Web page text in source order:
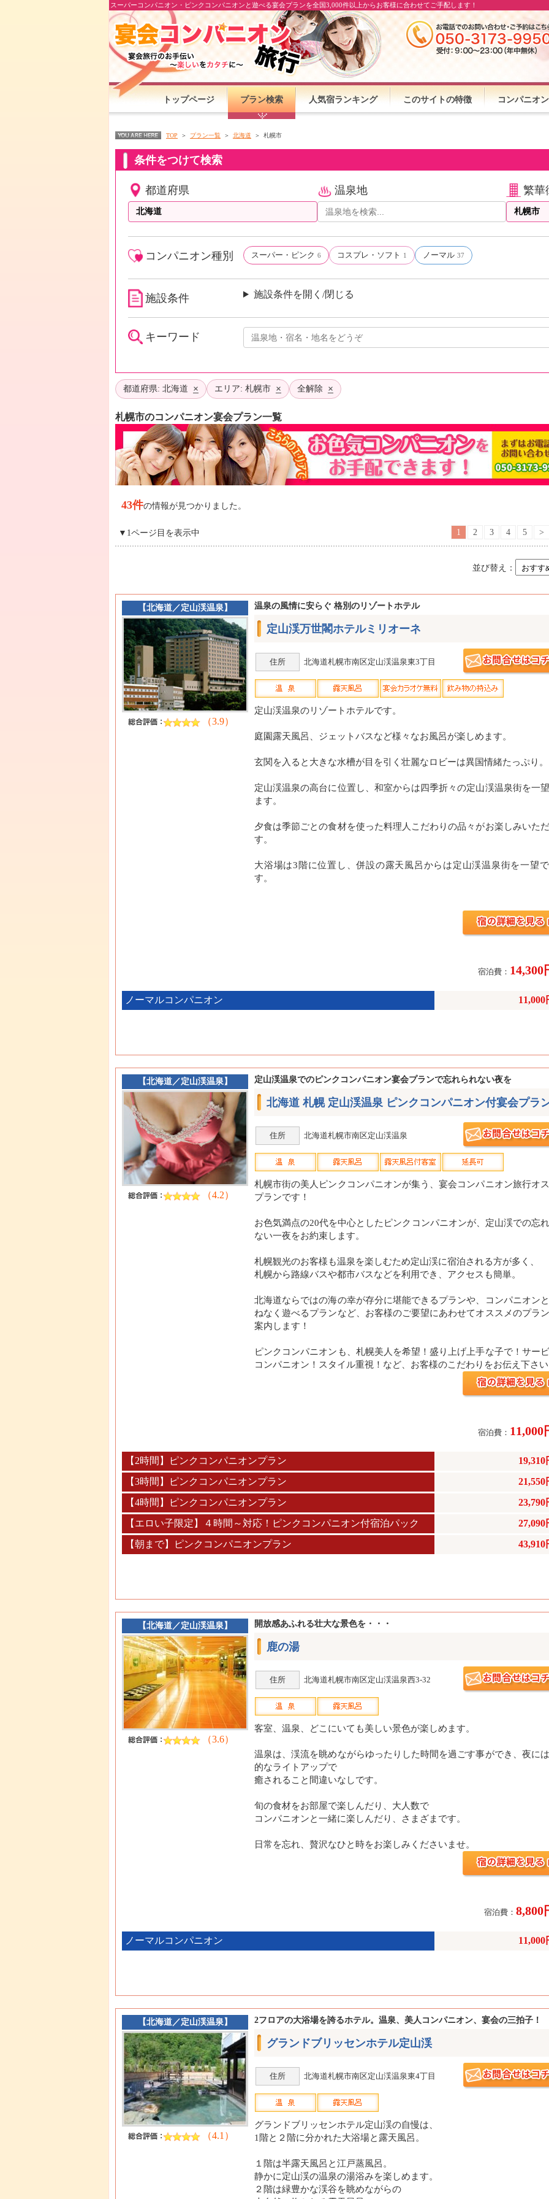
スーパーコンパニオン・ピンクコンパニオンと遊べる宴会プランを全国3,000件以上からお客様に合わせてご手配します！
トップページ プラン検索 人気宿ランキング このサイトの特徴 コンパニオ
TOP プラン一覧 北海道 札幌市
条件をつけて検索
都道府県 温泉地 繁華
コンパニオン種別 スーパー・ピンク 6 コスプレ・ソフト 1 ノーマル 37
施設条件 施設条件を開く/閉じる
キーワード
都道府県: 北海道 × エリア: 札幌市 × 全解除 ×
札幌市のコンパニオン宴会プラン一覧
43件の情報が見つかりました。
▼1ページ目を表示中 1 2 3 4 5 >
並び替え：
【北海道／定山渓温泉】
（3.9）
温泉の風情に安らぐ 格別のリゾートホテル
定山渓万世閣ホテルミリオーネ
住所 北海道札幌市南区定山渓温泉東3丁目
定山渓温泉のリゾートホテルです。
庭園露天風呂、ジェットバスなど様々なお風呂が楽しめます。
玄関を入ると大きな水槽が目を引く壮麗なロビーは異国情緒たっぷり。
定山渓温泉の高台に位置し、和室からは四季折々の定山渓温泉街を一
ます。
夕食は季節ごとの食材を使った料理人こだわりの品々がお楽しみいた
す。
大浴場は3階に位置し、併設の露天風呂からは定山渓温泉街を一望
す。
宿泊費： 14,300
ノーマルコンパニオン 11,000
【北海道／定山渓温泉】
（4.2）
定山渓温泉でのピンクコンパニオン宴会プランで忘れられない夜を
北海道 札幌 定山渓温泉 ピンクコンパニオン付宴会プラ
住所 北海道札幌市南区定山渓温泉
札幌市街の美人ピンクコンパニオンが集う、宴会コンパニオン旅行オ
プランです！
お色気満点の20代を中心としたピンクコンパニオンが、定山渓での忘
ない一夜をお約束します。
札幌観光のお客様も温泉を楽しむため定山渓に宿泊される方が多く、
札幌から路線バスや都市バスなどを利用でき、アクセスも簡単。
北海道ならではの海の幸が存分に堪能できるプランや、コンパニオン
ねなく遊べるプランなど、お客様のご要望にあわせてオススメのプラ
案内します！
ピンクコンパニオンも、札幌美人を希望！盛り上げ上手な子で！サー
コンパニオン！スタイル重視！など、お客様のこだわりをお伝え下さ
宿泊費： 11,000
【2時間】ピンクコンパニオンプラン
19,310
【3時間】ピンクコンパニオンプラン
21,550
【4時間】ピンクコンパニオンプラン
23,790
【エロい子限定】４時間～対応！ピンクコンパニオン付宿泊パック
27,090
【朝まで】ピンクコンパニオンプラン
43,910
【北海道／定山渓温泉】
（3.6）
開放感あふれる壮大な景色を・・・
鹿の湯
住所 北海道札幌市南区定山渓温泉西3-32
客室、温泉、どこにいても美しい景色が楽しめます。
温泉は、渓流を眺めながらゆったりした時間を過ごす事ができ、夜に
的なライトアップで
癒されること間違いなしです。
旬の食材をお部屋で楽しんだり、大人数で
コンパニオンと一緒に楽しんだり、さまざまです。
日常を忘れ、贅沢なひと時をお楽しみくださいませ。
宿泊費： 8,800
ノーマルコンパニオン 11,000
【北海道／定山渓温泉】
（4.1）
2フロアの大浴場を誇るホテル。温泉、美人コンパニオン、宴会の三拍子！
グランドブリッセンホテル定山渓
住所 北海道札幌市南区定山渓温泉東4丁目
グランドブリッセンホテル定山渓の自慢は、
1階と２階に分かれた大浴場と露天風呂。
１階は半露天風呂と江戸蒸風呂。
静かに定山渓の温泉の湯浴みを楽しめます。
２階は緑豊かな渓谷を眺めながらの